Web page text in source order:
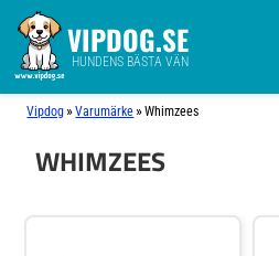
VIPDOG.SE
HUNDENS BÄSTA VÄN
Vipdog »Varumärke »Whimzees
WHIMZEES